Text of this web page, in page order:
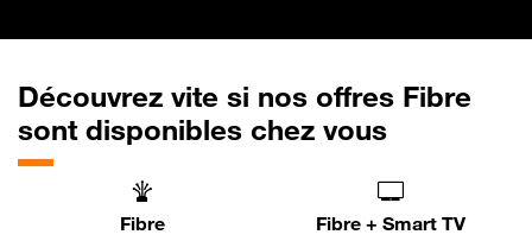
Découvrez vite si nos offres Fibre
sont disponibles chez vous
Fibre Fibre + Smart TV